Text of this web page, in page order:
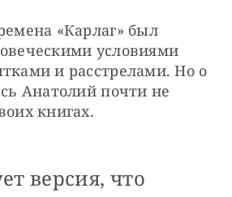
«Карлаг» был
условиями
и расстрелами. Но о
Анатолий почти не
книгах.
версия, что